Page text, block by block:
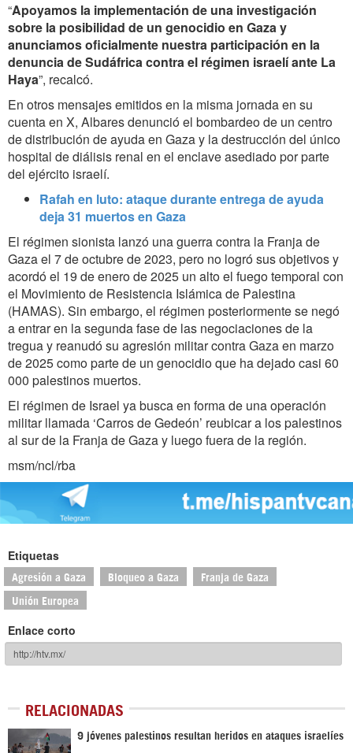
“Apoyamos la implementación de una investigación
sobre la posibilidad de un genocidio en Gaza y
anunciamos oficialmente nuestra participación en la
denuncia de Sudáfrica contra el régimen israelí ante La
Haya”, recalcó.
En otros mensajes emitidos en la misma jornada en su
cuenta en X, Albares denunció el bombardeo de un centro
de distribución de ayuda en Gaza y la destrucción del único
hospital de diálisis renal en el enclave asediado por parte
del ejército israelí.
Rafah en luto: ataque durante entrega de ayuda
deja 31 muertos en Gaza
El régimen sionista lanzó una guerra contra la Franja de
Gaza el 7 de octubre de 2023, pero no logró sus objetivos y
acordó el 19 de enero de 2025 un alto el fuego temporal con
el Movimiento de Resistencia Islámica de Palestina
(HAMAS). Sin embargo, el régimen posteriormente se negó
a entrar en la segunda fase de las negociaciones de la
tregua y reanudó su agresión militar contra Gaza en marzo
de 2025 como parte de un genocidio que ha dejado casi 60
000 palestinos muertos.
El régimen de Israel ya busca en forma de una operación
militar llamada ‘Carros de Gedeón’ reubicar a los palestinos
al sur de la Franja de Gaza y luego fuera de la región.
msm/ncl/rba
Etiquetas
Agresión a Gaza Bloqueo a Gaza Franja de Gaza
Unión Europea
Enlace corto
RELACIONADAS
9 jóvenes palestinos resultan heridos en ataques israelíes